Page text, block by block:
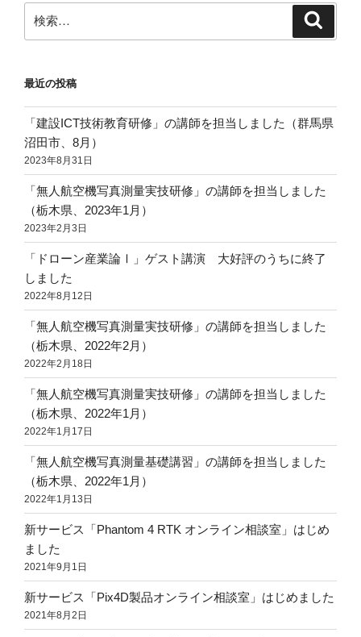
索:
最近の投稿
「建設ICT技術教育研修」の講師を担当しました（群馬県
沼田市、8月）
2023年8月31日
「無人航空機写真測量実技研修」の講師を担当しました
（栃木県、2023年1月）
2023年2月3日
「ドローン産業論Ⅰ」ゲスト講演 大好評のうちに終了
しました
2022年8月12日
「無人航空機写真測量実技研修」の講師を担当しました
（栃木県、2022年2月）
2022年2月18日
「無人航空機写真測量実技研修」の講師を担当しました
（栃木県、2022年1月）
2022年1月17日
「無人航空機写真測量基礎講習」の講師を担当しました
（栃木県、2022年1月）
2022年1月13日
新サービス「Phantom 4 RTK オンライン相談室」はじめ
ました
2021年9月1日
新サービス「Pix4D製品オンライン相談室」はじめました
2021年8月2日